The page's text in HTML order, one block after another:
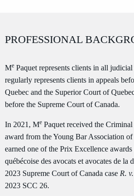
PROFESSIONAL
Me Paquet represents clients in all
regularly represents clients in appeals
Quebec and the Superior Court of
before the Supreme Court of Canada.
In 2021, Me Paquet received the
award from the Young Bar Association
earned one of the Prix Excellence
québécoise des avocats et avocates de la
2023 Supreme Court of Canada case R.
2023 SCC 26.